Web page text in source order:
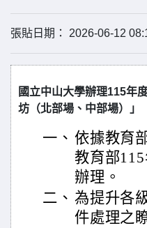
張貼日期： 2026-06-12
國立中山大學辦理115年
坊（北部場、中部場）」
一、 依據教育
教育部
辦理。
二、 為提升各
件處理之